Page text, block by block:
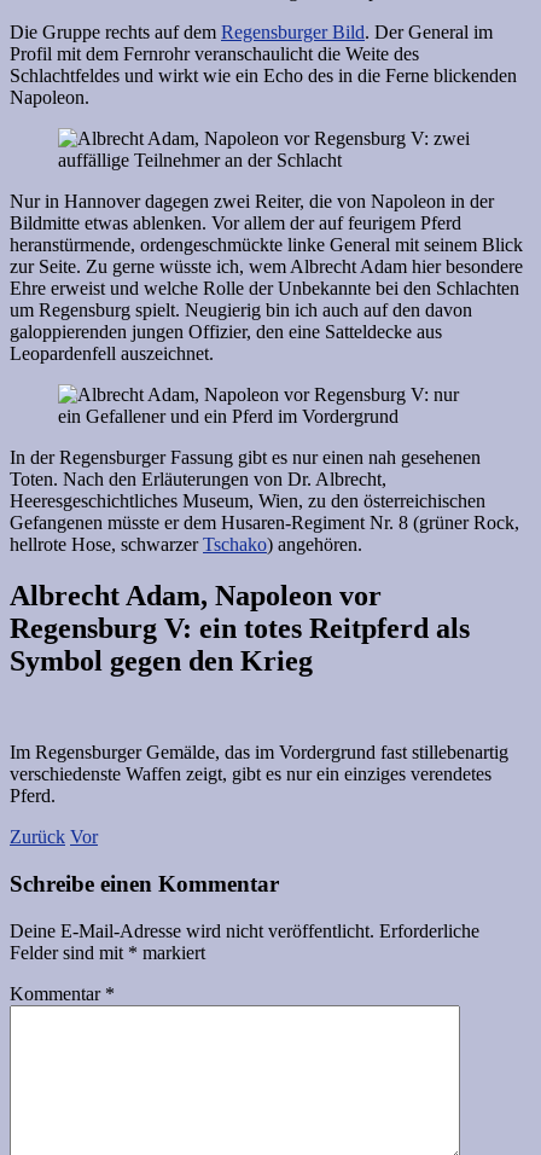
Die Gruppe rechts auf dem Regensburger Bild. Der General im
Profil mit dem Fernrohr veranschaulicht die Weite des
Schlachtfeldes und wirkt wie ein Echo des in die Ferne blickenden
Napoleon.
Nur in Hannover dagegen zwei Reiter, die von Napoleon in der
Bildmitte etwas ablenken. Vor allem der auf feurigem Pferd
heranstürmende, ordengeschmückte linke General mit seinem Blick
zur Seite. Zu gerne wüsste ich, wem Albrecht Adam hier besondere
Ehre erweist und welche Rolle der Unbekannte bei den Schlachten
um Regensburg spielt. Neugierig bin ich auch auf den davon
galoppierenden jungen Offizier, den eine Satteldecke aus
Leopardenfell auszeichnet.
In der Regensburger Fassung gibt es nur einen nah gesehenen
Toten. Nach den Erläuterungen von Dr. Albrecht,
Heeresgeschichtliches Museum, Wien, zu den österreichischen
Gefangenen müsste er dem Husaren-Regiment Nr. 8 (grüner Rock,
hellrote Hose, schwarzerTschako) angehören.
Albrecht Adam, Napoleon vor
Regensburg V: ein totes Reitpferd als
Symbol gegen den Krieg
Im Regensburger Gemälde, das im Vordergrund fast stillebenartig
verschiedenste Waffen zeigt, gibt es nur ein einziges verendetes
Pferd.
Zurück Vor
Schreibe einen Kommentar
Deine E-Mail-Adresse wird nicht veröffentlicht. Erforderliche
Felder sind mit * markiert
Kommentar *